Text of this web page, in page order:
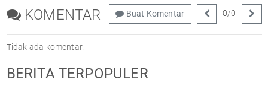
KOMENTAR Buat Komentar 0/0
Tidak ada komentar.
BERITA TERPOPULER